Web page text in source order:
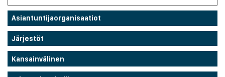
Asiantuntijaorganisaatiot
Järjestöt
Kansainvälinen